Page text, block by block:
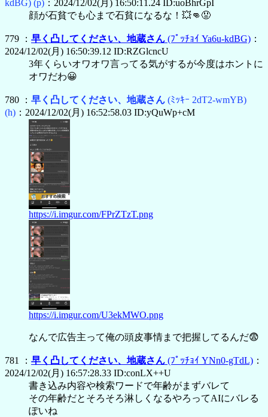
kdBG) (p) ：2024/12/02(月) 16:50:11.24 ID:uoBhrGpI
顔が石貧でも心まで石貧になるな！💥👊😡
779 ： 早く凸してください、地蔵さん (ﾌﾟｯﾁｮｲ Ya6u-kdBG) ：
2024/12/02(月) 16:50:39.12 ID:RZGlcncU
3年くらいオワオワ言ってる気がするが今度はホントに
オワだわ😀
780 ： 早く凸してください、地蔵さん (ﾐｯｷｰ 2dT2-wmYB)
(h) ：2024/12/02(月) 16:52:58.03 ID:yQuWp+cM
https://i.imgur.com/FPrZTzT.png
https://i.imgur.com/U3ekMWO.png
なんで広告主って俺の頭皮事情まで把握してるんだ😨
781 ： 早く凸してください、地蔵さん (ﾌﾟｯﾁｮｲ YNn0-gTdL) ：
2024/12/02(月) 16:57:28.33 ID:conLX++U
書き込み内容や検索ワードで年齢がまずバレて
その年齢だとそろそろ淋しくなるやろってAIにバレる
ぽいね